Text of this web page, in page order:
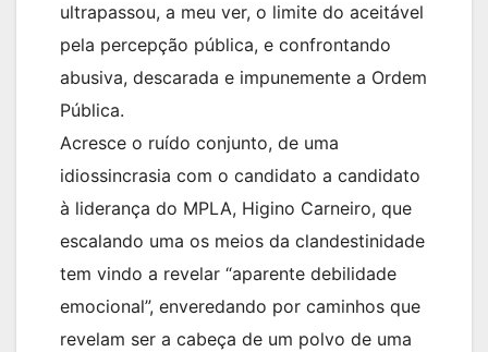
ultrapassou, a meu ver, o limite do aceitável
pela percepção pública, e confrontando
abusiva, descarada e impunemente a Ordem
Pública.
Acresce o ruído conjunto, de uma
idiossincrasia com o candidato a candidato
à liderança do MPLA, Higino Carneiro, que
escalando uma os meios da clandestinidade
tem vindo a revelar “aparente debilidade
emocional”, enveredando por caminhos que
revelam ser a cabeça de um polvo de uma